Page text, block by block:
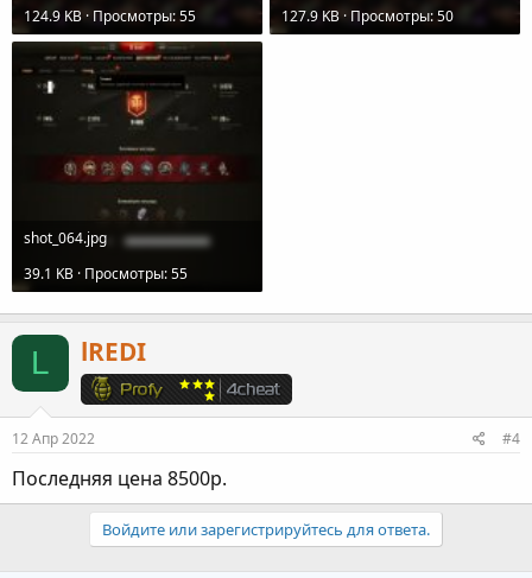
124.9 KB · Просмотры: 55
127.9 KB · Просмотры: 50
shot_064.jpg
39.1 KB · Просмотры: 55
L lREDI
12 Апр 2022 #4
Последняя цена 8500р.
Войдите или зарегистрируйтесь для ответа.